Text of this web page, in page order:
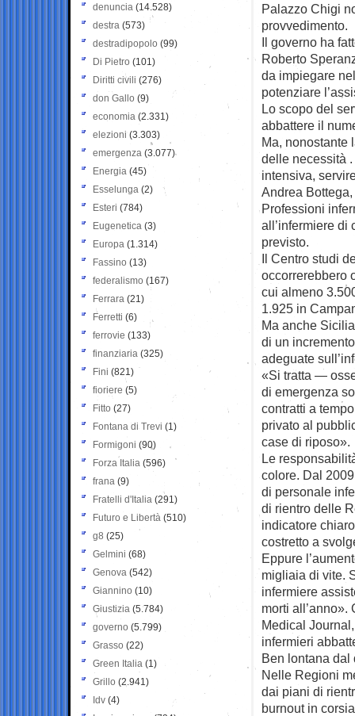
Palazzo Chigi
provvedimento.
Il governo ha
Roberto
da impiegare
potenziare
Lo scopo del
abbattere il
Ma, nonostante
delle necessità
intensiva,
Andrea
Professioni
all’infermiere
previsto.
Il Centro studi
occorrerebbero
cui almeno
1.925 in
Ma anche
di un
adeguate
«Si tratta —
di emergenza
contratti a
privato al
case di riposo».
Le
colore. Dal
di personale
di rientro delle
indicatore
costretto a
Eppure
migliaia di vite.
infermiere
morti
Medical
infermieri
Ben lontana dal
Nelle Regioni
dai piani di
burnout in
denuncia (14.528)
destra (573)
destradipopolo (99)
Di Pietro (101)
Diritti civili (276)
don Gallo (9)
economia (2.331)
elezioni (3.303)
emergenza (3.077)
Energia (45)
Esselunga (2)
Esteri (784)
Eugenetica (3)
Europa (1.314)
Fassino (13)
federalismo (167)
Ferrara (21)
Ferretti (6)
ferrovie (133)
finanziaria (325)
Fini (821)
fioriere (5)
Fitto (27)
Fontana di Trevi (1)
Formigoni (90)
Forza Italia (596)
frana (9)
Fratelli d'Italia (291)
Futuro e Libertà (510)
g8 (25)
Gelmini (68)
Genova (542)
Giannino (10)
Giustizia (5.784)
governo (5.799)
Grasso (22)
Green Italia (1)
Grillo (2.941)
Idv (4)